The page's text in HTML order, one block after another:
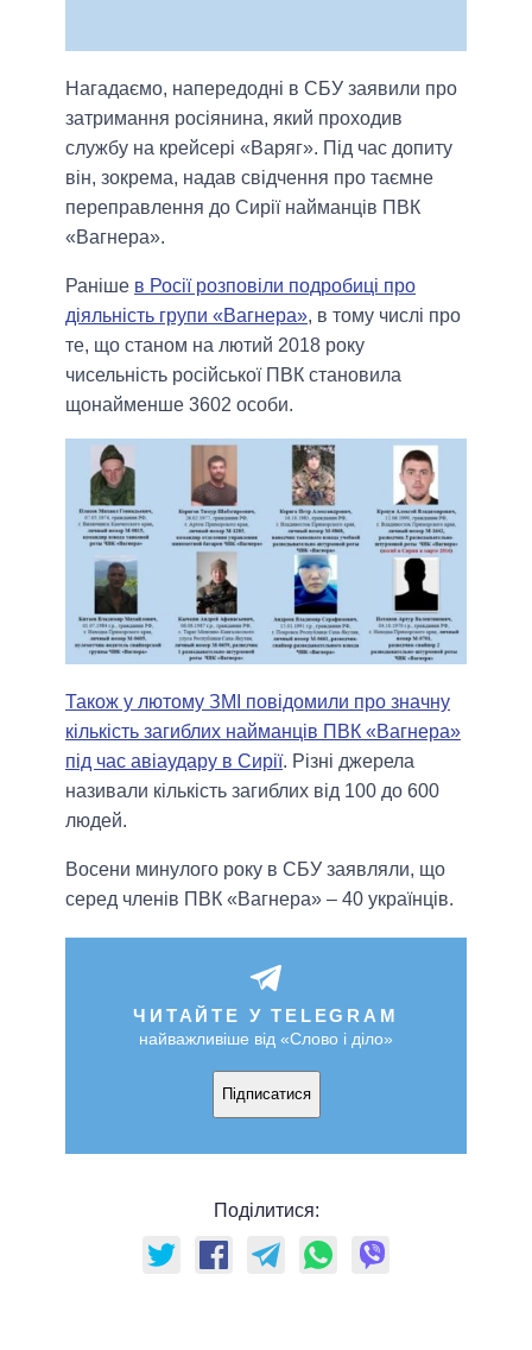
Нагадаємо, напередодні в СБУ заявили про
затримання росіянина, який проходив
службу на крейсері «Варяг». Під час допиту
він, зокрема, надав свідчення про таємне
переправлення до Сирії найманців ПВК
«Вагнера».
Раніше в Росії розповіли подробиці про
діяльність групи «Вагнера», в тому числі про
те, що станом на лютий 2018 року
чисельність російської ПВК становила
щонайменше 3602 особи.
Також у лютому ЗМІ повідомили про значну
кількість загиблих найманців ПВК «Вагнера»
під час авіаудару в Сирії. Різні джерела
називали кількість загиблих від 100 до 600
людей.
Восени минулого року в СБУ заявляли, що
серед членів ПВК «Вагнера» – 40 українців.
ЧИТАЙТЕ У TELEGRAM
найважливіше від «Слово і діло»
Підписатися
Поділитися: